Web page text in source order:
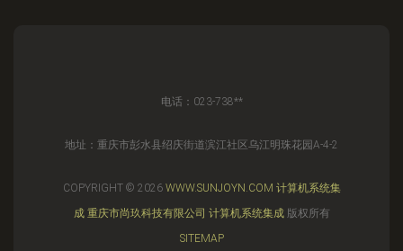
电话：023-738**
地址：重庆市彭水县绍庆街道滨江社区乌江明珠花园A-4-2
COPYRIGHT © 2026 WWW.SUNJOYN.COM 计算机系统集
成 重庆市尚玖科技有限公司 计算机系统集成版权所有
SITEMAP